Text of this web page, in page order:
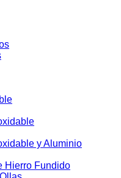
y Aluminio
Hierro Fundido